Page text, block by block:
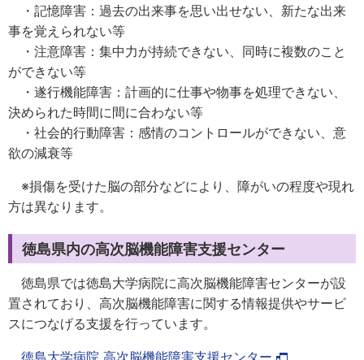
・記憶障害：過去の出来事を思い出せない、新たな出来
事を覚えられない等
・注意障害：集中力が持続できない、同時に複数のこと
ができない等
・遂行機能障害：計画的に仕事や物事を処理できない、
決められた時間に間に合わない等
・社会的行動障害：感情のコントロールができない、意
欲の減衰等
※損傷を受けた脳の部分などにより、障がいの程度や現れ
方は異なります。
徳島県内の高次脳機能障害支援センター
徳島県では徳島大学病院に高次脳機能障害センターが設
置されており、高次脳機能障害に関する情報提供やサービ
スにつなげる支援を行っています。